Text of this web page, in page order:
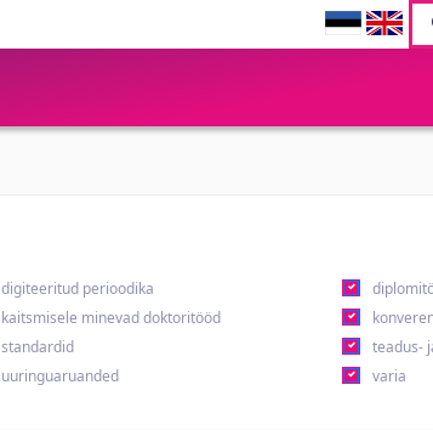
digiteeritud perioodika
kaitsmisele minevad doktoritööd
standardid
teadus-
uuringuaruanded
varia